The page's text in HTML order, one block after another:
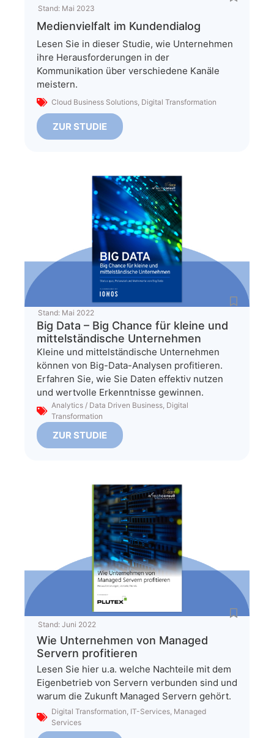
Stand: Mai 2023
Medienvielfalt im Kundendialog
Lesen Sie in dieser Studie, wie Unternehmen
ihre Herausforderungen in der
Kommunikation über verschiedene Kanäle
meistern.
Cloud Business Solutions, Digital Transformation
ZUR STUDIE
Stand: Mai 2022
Big Data – Big Chance für kleine und
mittelständische Unternehmen
Kleine und mittelständische Unternehmen
können von Big-Data-Analysen profitieren.
Erfahren Sie, wie Sie Daten effektiv nutzen
und wertvolle Erkenntnisse gewinnen.
Analytics / Data Driven Business Digital
Transformation
ZUR STUDIE
Stand: Juni 2022
Wie Unternehmen von Managed
Servern profitieren
Lesen Sie hier u.a. welche Nachteile mit dem
Eigenbetrieb von Servern verbunden sind und
warum die Zukunft Managed Servern gehört.
Digital Transformation IT-Services Managed
Services